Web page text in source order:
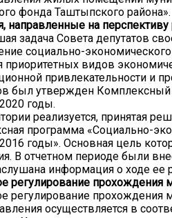
фонда Таштыпского района».
направленные на
задача Совета депутатов
социально-
приоритетных видов
привлекательности и
был утвержден
годы.
реализуется, принятая
программа «Социально-
годы». Основная цель
В отчетном периоде были
информация о ходе ее
регулирование прохождения
регулирование прохождения
осуществляется в